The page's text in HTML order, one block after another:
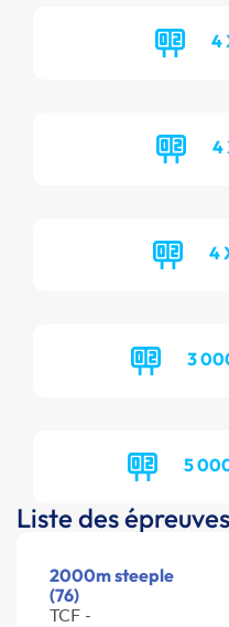
4
4
4
3
5
Liste des épreuves
2000m steeple
(76)
TCF -